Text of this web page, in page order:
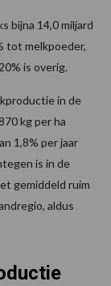
bijna 14,0 miljard
tot melkpoeder,
is overig.
in de
kg per ha
1,8% per jaar
is in de
gemiddeld ruim
aldus